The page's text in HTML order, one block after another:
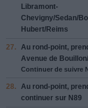
Libramont-
Chevigny/Sedan/
Hubert/Reims
27. Au rond-point,
Avenue de Bouillon/
Continuer de suivre
28. Au rond-point,
continuer sur N89